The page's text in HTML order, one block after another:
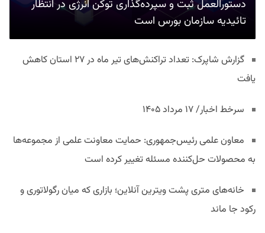
دستورالعمل ثبت و سپرده‌گذاری توکن انرژی در انتظار
تائیدیه سازمان بورس است
گزارش شاپرک: تعداد تراکنش‌های تیر ماه در ۲۷ استان‌ کاهش
یافت
سرخط اخبار/ ۱۷ مرداد ۱۴۰۵
معاون علمی رئیس‌جمهوری: حمایت معاونت علمی از مجموعه‌ها
به محصولات حل‌کننده مسئله تغییر کرده است
خانه‌های متری پشت ویترین آنلاین؛ بازاری که میان رگولاتوری و
رکود جا ماند